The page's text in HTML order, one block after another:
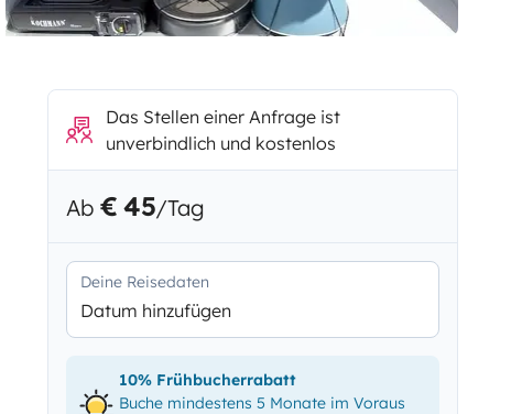
Das Stellen einer Anfrage ist
unverbindlich und kostenlos
Ab € 45/Tag
Deine Reisedaten
Datum hinzufügen
10% Frühbucherrabatt
Buche mindestens 5 Monate im Voraus